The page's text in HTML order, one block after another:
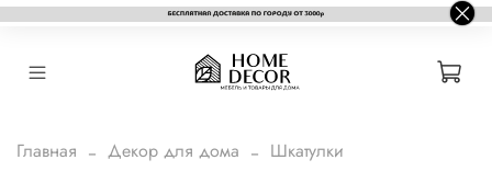
Главная Декор для дома Шкатулки